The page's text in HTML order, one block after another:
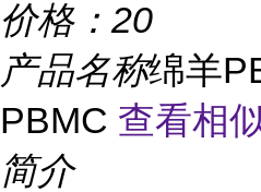
价格： 20
产品名称绵羊
PBMC 查看相
简介